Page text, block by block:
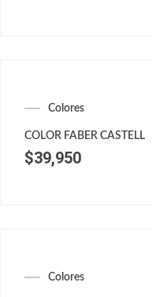
Colores
COLOR FABER CASTELL
$39,950
Colores